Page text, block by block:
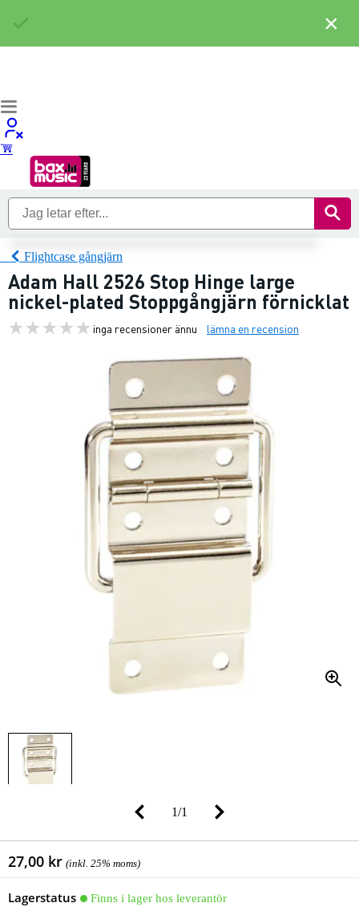
Flightcase gångjärn
Adam Hall 2526 Stop Hinge large
nickel-plated Stoppgångjärn förnicklat
inga recensioner ännu lämna en recension
1/1
27,00 kr (inkl. 25% moms)
Lagerstatus Finns i lager hos leverantör
×